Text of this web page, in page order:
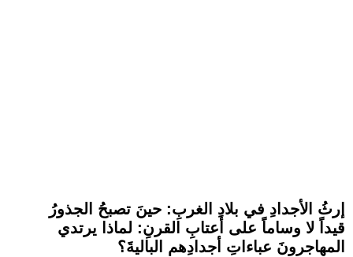
إرثُ الأجدادِ في بلادِ الغربِ: حينَ تصبحُ الجذورُ
قيداً لا وساماً على أعتابِ القرنِ: لماذا يرتدي
المهاجرونَ عباءاتِ أجدادِهم الباليةَ؟